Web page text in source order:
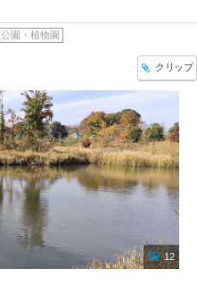
公園・植物園
クリップ
12